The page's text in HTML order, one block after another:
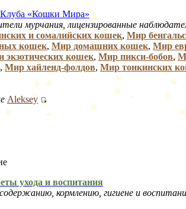
Клуба «Кошки Мира»
мурчания, лицензированные
и сомалийских кошек, Мир
кошек, Мир домашних кошек, Мир
экзотических кошек, Мир пикси-бобов,
, Мир хайленд-фолдов,Мир тонкинских
Aleksey
ухода и воспитания
кормлению, гигиене и